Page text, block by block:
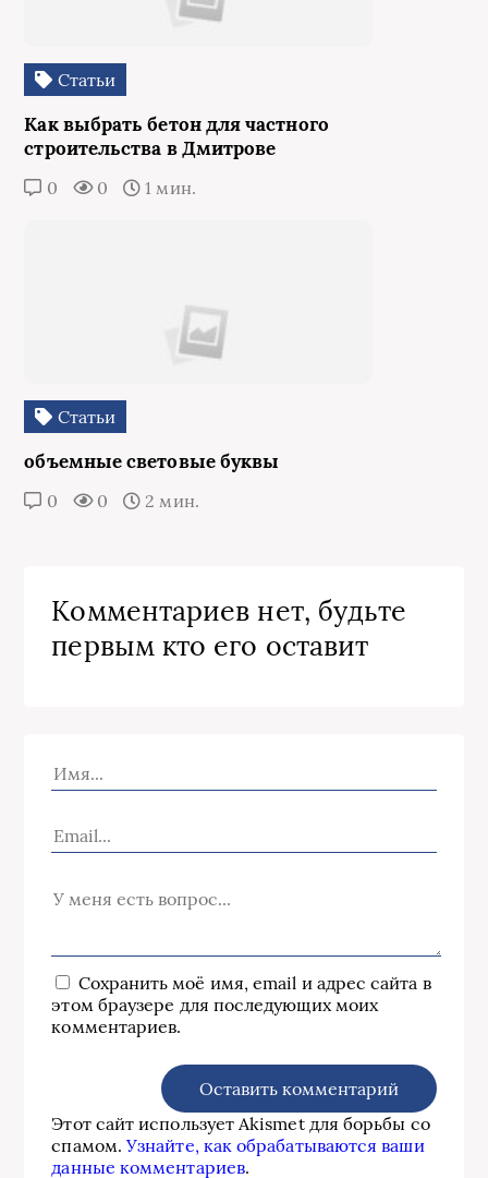
Статьи
Как выбрать бетон для частного
строительства в Дмитрове
0 0 1 мин.
Статьи
объемные световые буквы
0 0 2 мин.
Комментариев нет, будьте
первым кто его оставит
Сохранить моё имя, email и адрес сайта в
этом браузере для последующих моих
комментариев.
Этот сайт использует Akismet для борьбы со
спамом.Узнайте, как обрабатываются ваши
данные комментариев.